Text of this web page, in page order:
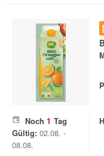
Noch 1 Tag
Gültig: 02.08. -
08.08.